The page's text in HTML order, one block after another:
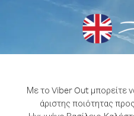
Με το Viber Out μπορείτε
άριστης ποιότητας